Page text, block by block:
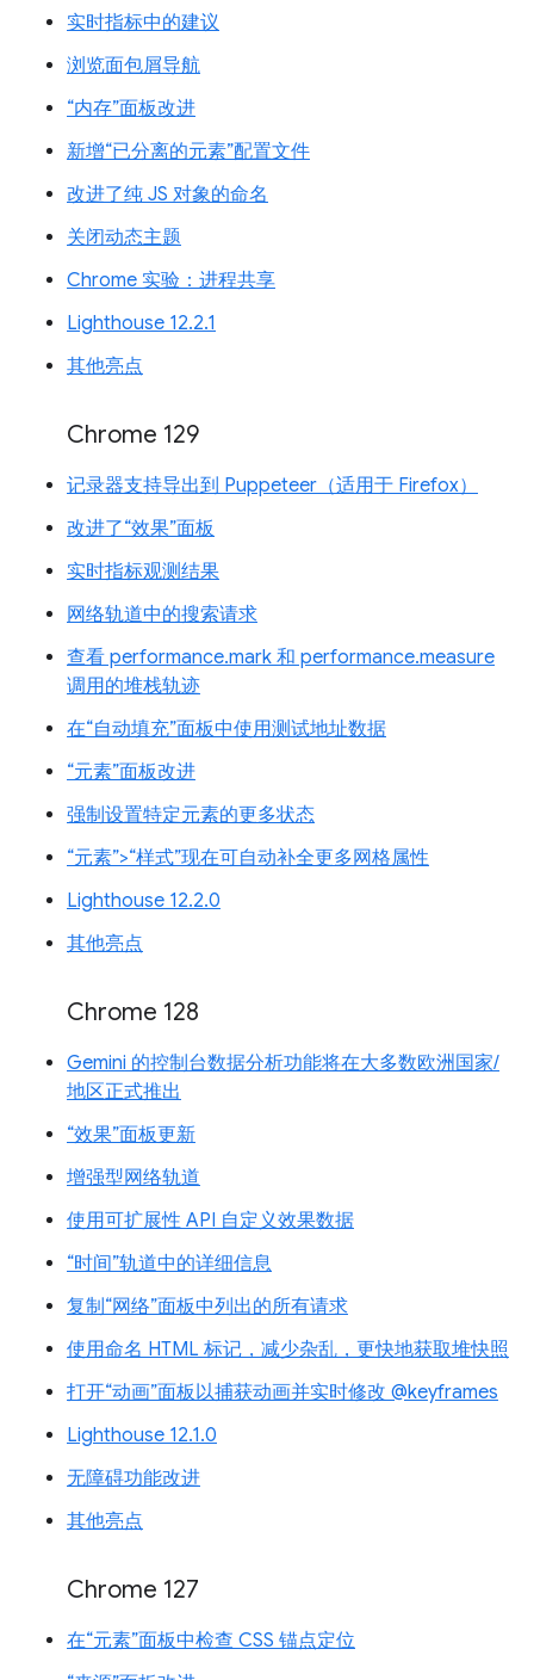
实时指标中的建议
浏览面包屑导航
“内存”面板改进
新增“已分离的元素”配置文件
改进了纯 JS 对象的命名
关闭动态主题
Chrome 实验：进程共享
Lighthouse 12.2.1
其他亮点
Chrome 129
记录器支持导出到 Puppeteer（适用于 Firefox）
改进了“效果”面板
实时指标观测结果
网络轨道中的搜索请求
查看 performance.mark 和 performance.measure
调用的堆栈轨迹
在“自动填充”面板中使用测试地址数据
“元素”面板改进
强制设置特定元素的更多状态
“元素”>“样式”现在可自动补全更多网格属性
Lighthouse 12.2.0
其他亮点
Chrome 128
Gemini 的控制台数据分析功能将在大多数欧洲国家/
地区正式推出
“效果”面板更新
增强型网络轨道
使用可扩展性 API 自定义效果数据
“时间”轨道中的详细信息
复制“网络”面板中列出的所有请求
使用命名 HTML 标记，减少杂乱，更快地获取堆快照
打开“动画”面板以捕获动画并实时修改 @keyframes
Lighthouse 12.1.0
无障碍功能改进
其他亮点
Chrome 127
在“元素”面板中检查 CSS 锚点定位